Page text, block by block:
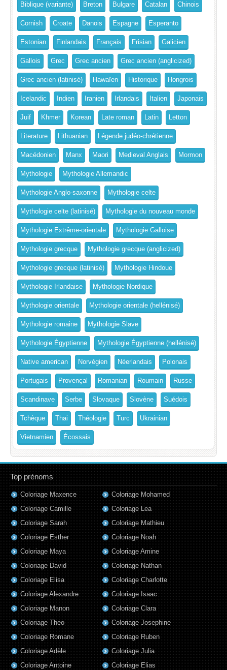
Biblique (variante) Breton Bulgare Catalan Chinois
Cornish Croate Danois Espagne Esperanto
Estonian Finlandais Français Frisian Galicien
Gallois Grec Grec ancien Grec ancien (anglicized)
Grec ancien (latinisé) Hawaïen Historique Hongrois
Icelandic Indien Iranien Irlandais Italien Japonais
Juif Khmer Korean Late roman Latin Letton
Literature Lithuanian Légende judéo-chrétienne
Macédonien Manx Maori Medieval Anglais Mormon
Mythologie Mythologie Allemandic
Mythologie Anglo-saxonne Mythologie celte
Mythologie celte (latinisé) Mythologie du nouveau monde
Mythologie Extrême-orientale Mythologie Galloise
Mythologie grecque Mythologie grecque (anglicized)
Mythologie grecque (latinisé) Mythologie Hindoue
Mythologie Irlandaise Mythologie Nordique
Mythologie orientale Mythologie orientale (hellénisé)
Mythologie romaine Mythologie Slave
Mythologie Égyptienne Mythologie Égyptienne (hellénisé)
Native american Norvégien Néerlandais Polonais
Portugais Provençal Romanian Roumain Russe
Scandinave Serbe Slovaque Slovène Suédois
Tchèque Thai Théologie Turc Ukrainian
Vietnamien Écossais
Top prénoms
Coloriage Maxence
Coloriage Camille
Coloriage Sarah
Coloriage Esther
Coloriage Maya
Coloriage David
Coloriage Elisa
Coloriage Alexandre
Coloriage Manon
Coloriage Theo
Coloriage Romane
Coloriage Adèle
Coloriage Antoine
Coloriage Mohamed
Coloriage Lea
Coloriage Mathieu
Coloriage Noah
Coloriage Amine
Coloriage Nathan
Coloriage Charlotte
Coloriage Isaac
Coloriage Clara
Coloriage Josephine
Coloriage Ruben
Coloriage Julia
Coloriage Elias